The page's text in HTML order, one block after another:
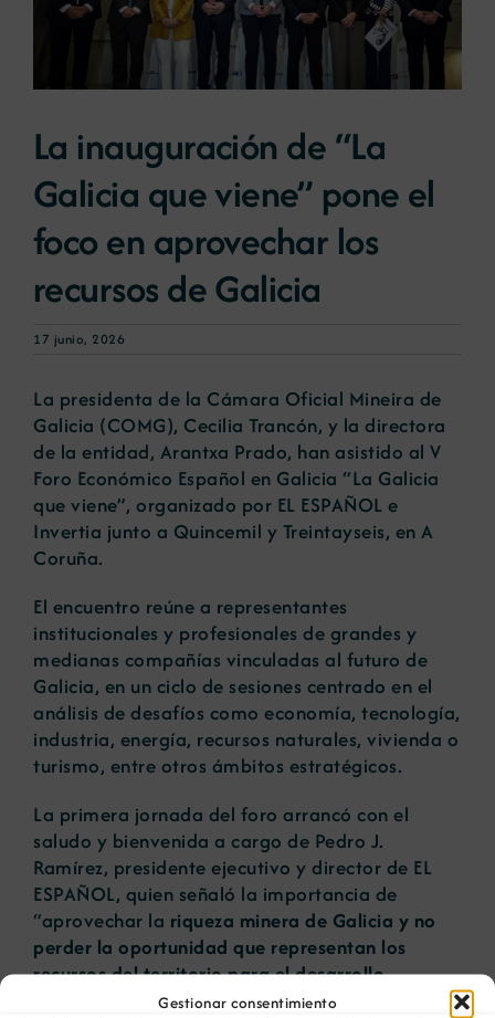
Gestionar consentimiento
Portal de empleo
Contacto
La inauguración de “La
Galicia que viene” pone el
foco en aprovechar los
recursos de Galicia
17 junio, 2026
La presidenta de la Cámara Oficial Mineira de
Galicia (COMG), Cecilia Trancón, y la directora
de la entidad, Arantxa Prado, han asistido al V
Foro Económico Español en Galicia “La Galicia
que viene”, organizado por EL ESPAÑOL e
Invertia junto a Quincemil y Treintayseis, en A
Coruña.
El encuentro reúne a representantes
institucionales y profesionales de grandes y
medianas compañías vinculadas al futuro de
Galicia, en un ciclo de sesiones centrado en el
análisis de desafíos como economía, tecnología,
industria, energía, recursos naturales, vivienda o
turismo, entre otros ámbitos estratégicos.
La primera jornada del foro arrancó con el
saludo y bienvenida a cargo de Pedro J.
Ramírez, presidente ejecutivo y director de EL
ESPAÑOL, quien señaló la importancia de
“aprovechar la riqueza minera de Galicia y no
perder la oportunidad que representan los
recursos del territorio para el desarrollo
económico e industrial de la Comunidad”.